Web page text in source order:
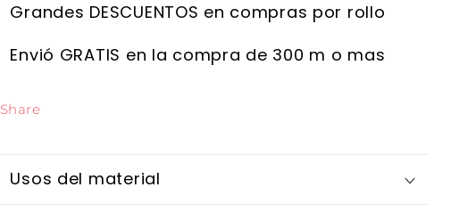
Grandes DESCUENTOS en compras por rollo
Envió GRATIS en la compra de 300 m o mas
Share
Usos del material